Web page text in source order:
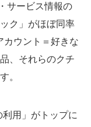
サービス情報の
ク」がほぼ同率
カウント＝好きな
、それらのクチ
。
用」がトップに